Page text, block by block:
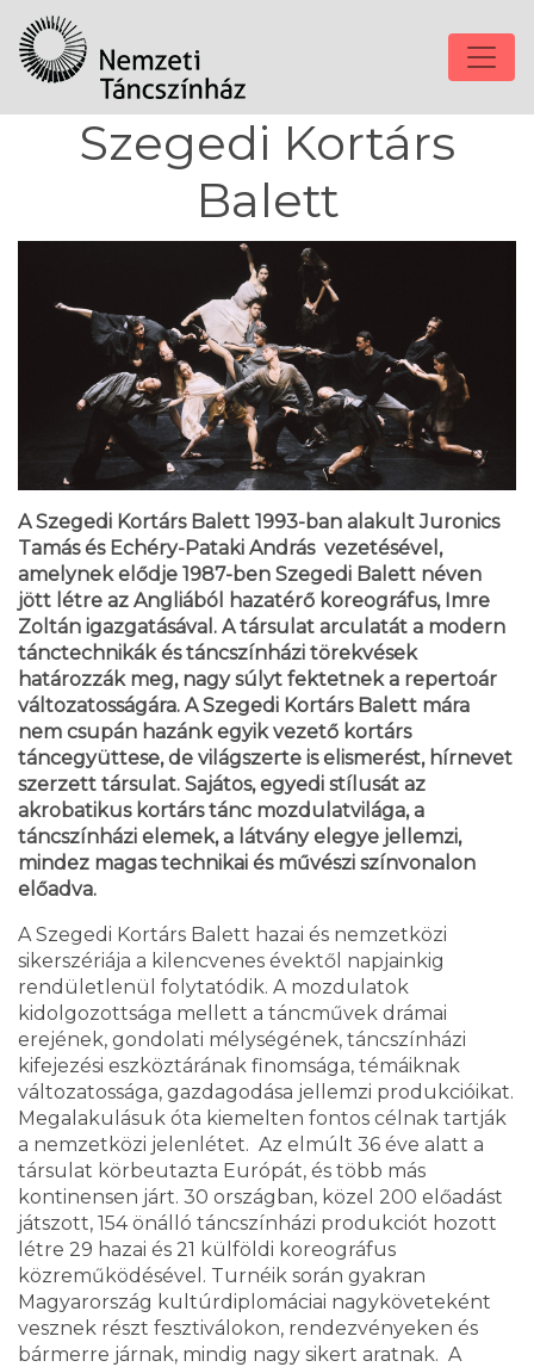
Szegedi Kortárs
Balett
A Szegedi Kortárs Balett 1993-ban alakult Juronics
Tamás és Echéry-Pataki András vezetésével,
amelynek elődje 1987-ben Szegedi Balett néven
jött létre az Angliából hazatérő koreográfus, Imre
Zoltán igazgatásával. A társulat arculatát a modern
tánctechnikák és táncszínházi törekvések
határozzák meg, nagy súlyt fektetnek a repertoár
változatosságára. A Szegedi Kortárs Balett mára
nem csupán hazánk egyik vezető kortárs
táncegyüttese, de világszerte is elismerést, hírnevet
szerzett társulat. Sajátos, egyedi stílusát az
akrobatikus kortárs tánc mozdulatvilága, a
táncszínházi elemek, a látvány elegye jellemzi,
mindez magas technikai és művészi színvonalon
előadva.
A Szegedi Kortárs Balett hazai és nemzetközi
sikerszériája a kilencvenes évektől napjainkig
rendületlenül folytatódik. A mozdulatok
kidolgozottsága mellett a táncművek drámai
erejének, gondolati mélységének, táncszínházi
kifejezési eszköztárának finomsága, témáiknak
változatossága, gazdagodása jellemzi produkcióikat.
Megalakulásuk óta kiemelten fontos célnak tartják
a nemzetközi jelenlétet. Az elmúlt 36 éve alatt a
társulat körbeutazta Európát, és több más
kontinensen járt. 30 országban, közel 200 előadást
játszott, 154 önálló táncszínházi produkciót hozott
létre 29 hazai és 21 külföldi koreográfus
közreműködésével. Turnéik során gyakran
Magyarország kultúrdiplomáciai nagyköveteként
vesznek részt fesztiválokon, rendezvényeken és
bármerre járnak, mindig nagy sikert aratnak. A